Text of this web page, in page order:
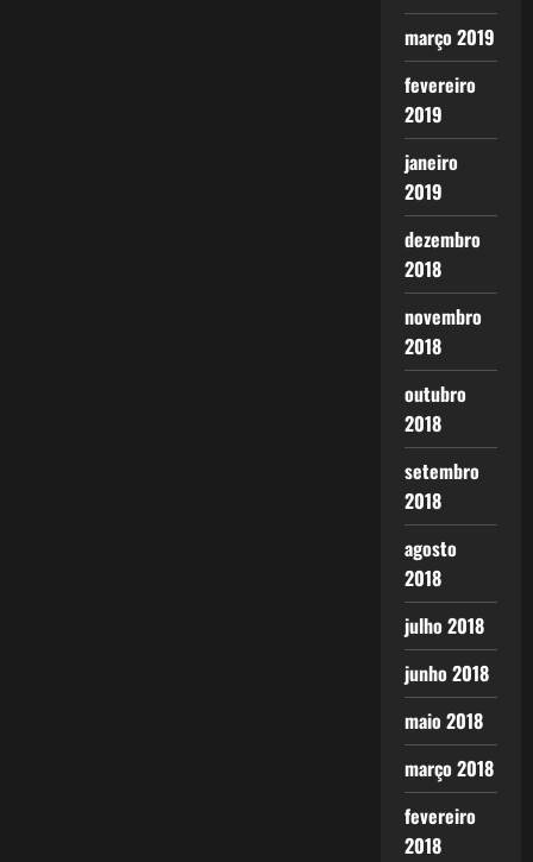
março 2019
fevereiro
2019
janeiro
2019
dezembro
2018
novembro
2018
outubro
2018
setembro
2018
agosto
2018
julho 2018
junho 2018
maio 2018
março 2018
fevereiro
2018